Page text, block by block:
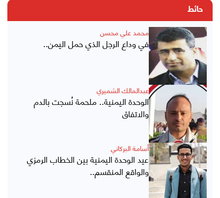
حائط
محمد علي محسن
في وداع الرجل الذي حمل اليمن..
عبدالمالك الشميري
الوحدة اليمنية.. ملحمة نُسجت بالدم
والاتفاق
أسامة البركاني
عيد الوحدة اليمنية بين الخطاب الرمزي
والواقع المنقسم..